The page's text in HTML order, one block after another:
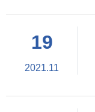
19
2021.11